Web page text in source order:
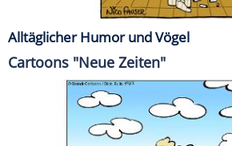
Alltäglicher Humor und Vögel
Cartoons "Neue Zeiten"